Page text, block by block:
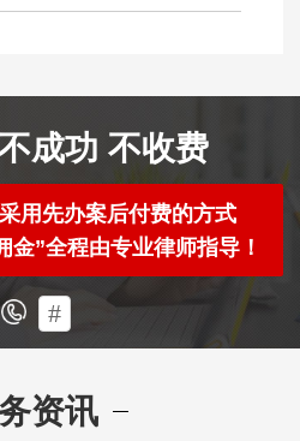
成功 不收费
用先办案后付费的方式
金”全程由专业律师指导！
#
资讯